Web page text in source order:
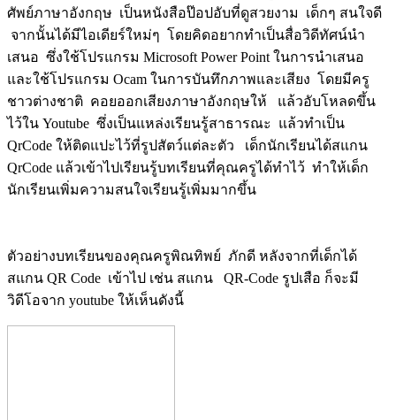
ศัพย์ภาษาอังกฤษ เป็นหนังสือป๊อปอับที่ดูสวยงาม เด็กๆ สนใจดี
จากนั้นได้มีไอเดียร์ใหม่ๆ โดยคิดอยากทำเป็นสื่อวิดีทัศน์นำ
เสนอ ซึ่งใช้โปรแกรม Microsoft Power Point ในการนำเสนอ
และใช้โปรแกรม Ocam ในการบันทึกภาพและเสียง โดยมีครู
ชาวต่างชาติ คอยออกเสียงภาษาอังกฤษให้ แล้วอับโหลดขึ้น
ไว้ใน Youtube ซึ่งเป็นแหล่งเรียนรู้สาธารณะ แล้วทำเป็น
QrCode ให้ติดแปะไว้ที่รูปสัตว์แต่ละตัว เด็กนักเรียนได้สแกน
QrCode แล้วเข้าไปเรียนรู้บทเรียนที่คุณครูได้ทำไว้ ทำให้เด็ก
นักเรียนเพิ่มความสนใจเรียนรู้เพิ่มมากขึ้น
ตัวอย่างบทเรียนของคุณครูพิณทิพย์ ภักดี หลังจากที่เด็กได้
สแกน QR Code เข้าไป เช่น สแกน QR-Code รูปเสือ ก็จะมี
วิดีโอจาก youtube ให้เห็นดังนี้